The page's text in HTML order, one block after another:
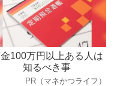
100万円以上ある人は
知るべき事
PR（マネかつライフ）